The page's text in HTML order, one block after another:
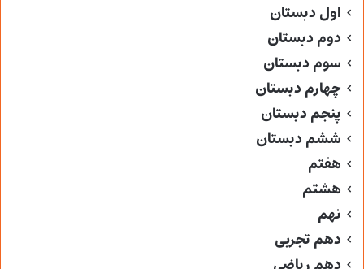
اول دبستان
دوم دبستان
سوم دبستان
چهارم دبستان
پنجم دبستان
ششم دبستان
هفتم
هشتم
نهم
دهم تجربی